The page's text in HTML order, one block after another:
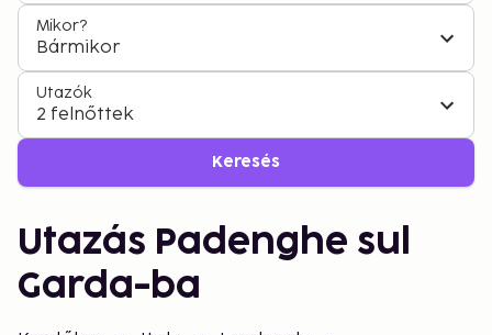
Mikor?
Bármikor
Utazók
2 felnőttek
Keresés
Utazás Padenghe sul
Garda-ba